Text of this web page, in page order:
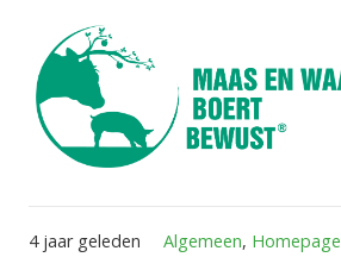
4 jaar geleden Algemeen, Homepage